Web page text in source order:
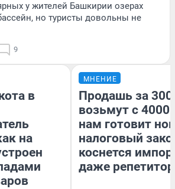
у жителей Башкирии озерах
но туристы довольны не
9
в
на
МНЕНИЕ
Продашь за
возьмут с
нам готовит
налоговый
коснется
даже